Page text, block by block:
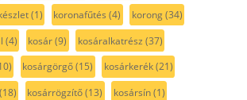
(1) koronafűtés (4) korong(34)
(4) kosár(9) kosáralkatrész (37)
kosárgörgő(15) kosárkerék(21)
kosárrögzítő(13) kosársín(1)